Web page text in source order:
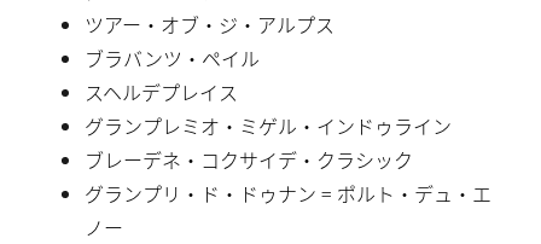
ツアー・オブ・ジ・アルプス
ブラバンツ・ペイル
スヘルデプレイス
グランプレミオ・ミゲル・インドゥライン
ブレーデネ・コクサイデ・クラシック
グランプリ・ド・ドゥナン = ポルト・デュ・エ
ノー